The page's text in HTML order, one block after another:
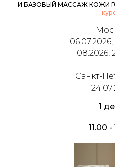
И БАЗОВЫЙ МАССАЖ КОЖИ
06.07.2026,
11.08.2026,
Санкт-
1
11.00